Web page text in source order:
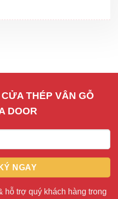
THÉP VÂN GỖ
DOOR
hỗ trợ quý khách hàng trong